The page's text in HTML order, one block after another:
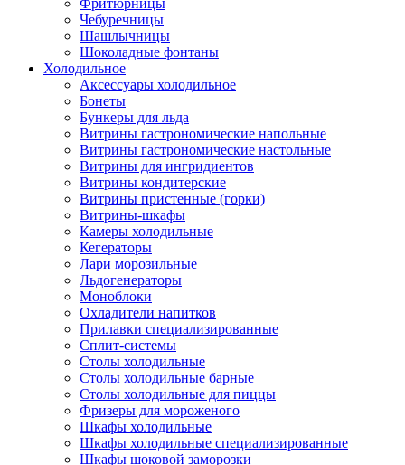
Чебуречницы
Шашлычницы
Шоколадные фонтаны
Холодильное
Аксессуары холодильное
Бонеты
Бункеры для льда
Витрины гастрономические напольные
Витрины гастрономические настольные
Витрины для ингридиентов
Витрины кондитерские
Витрины пристенные (горки)
Витрины-шкафы
Камеры холодильные
Кегераторы
Лари морозильные
Льдогенераторы
Моноблоки
Охладители напитков
Прилавки специализированные
Сплит-системы
Столы холодильные
Столы холодильные барные
Столы холодильные для пиццы
Фризеры для мороженого
Шкафы холодильные
Шкафы холодильные специализированные
Шкафы шоковой заморозки